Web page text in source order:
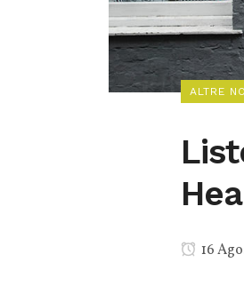
ALTRE
16